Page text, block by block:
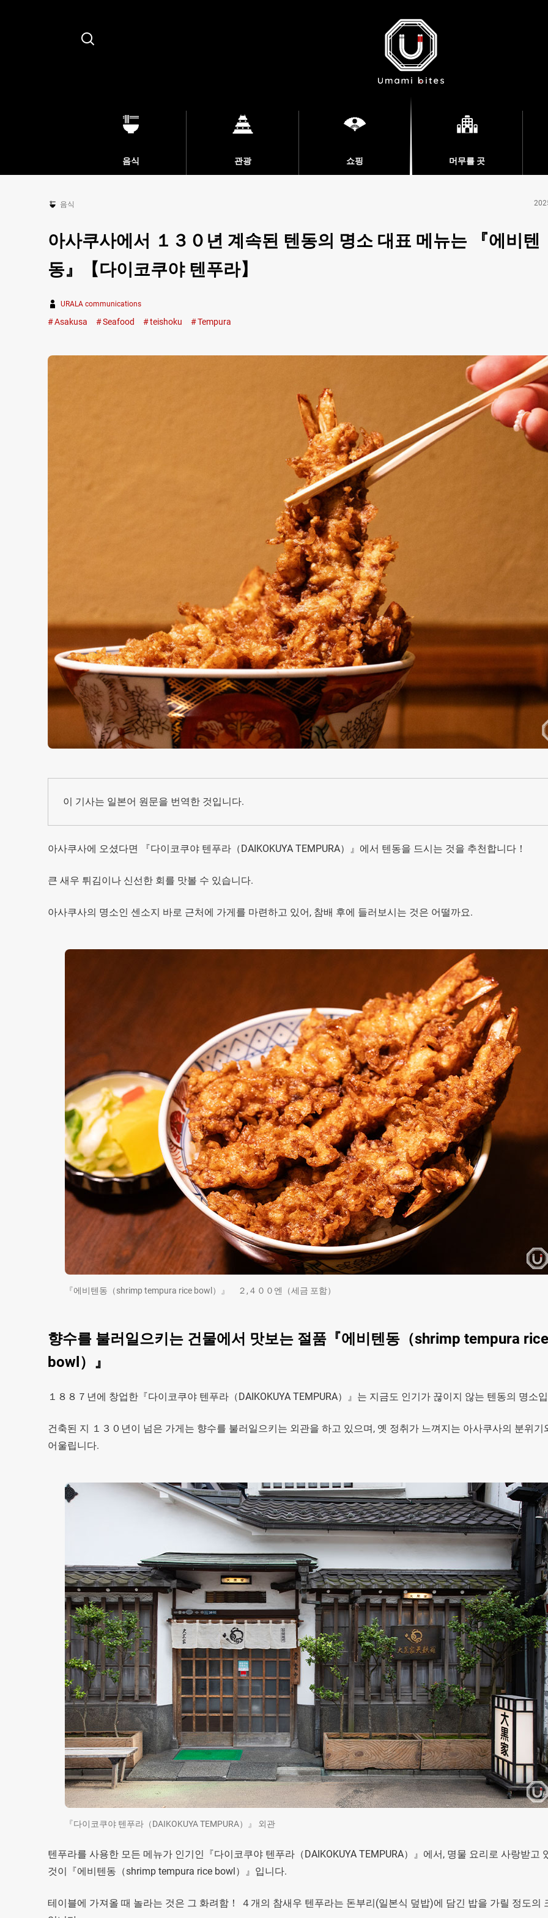
Search
음식 관광 쇼핑 머무를 곳
음식
아사쿠사에서 １３０년 계속된 텐동의 명소 대표 메뉴는 『에비텐
동』【다이코쿠야 텐푸라】
URALA communications
Asakusa Seafood teishoku Tempura
이 기사는 일본어 원문을 번역한 것입니다.
아사쿠사에 오셨다면 『다이코쿠야 텐푸라（DAIKOKUYA TEMPURA）』에서 텐동을 드시는 것을 추천합니다！
큰 새우 튀김이나 신선한 회를 맛볼 수 있습니다.
아사쿠사의 명소인 센소지 바로 근처에 가게를 마련하고 있어, 참배 후에 들러보시는 것은 어떨까요.
『에비텐동（shrimp tempura rice bowl）』 ２,４００엔（세금 포함）
향수를 불러일으키는 건물에서 맛보는 절품『에비텐동（shrimp tempura rice
bowl）』
１８８７년에 창업한『다이코쿠야 텐푸라（DAIKOKUYA TEMPURA）』는 지금도 인기가 끊이지 않는 텐동의 명소
건축된 지 １３０년이 넘은 가게는 향수를 불러일으키는 외관을 하고 있으며, 옛 정취가 느껴지는 아사쿠사의 분위기
어울립니다.
『다이코쿠야 텐푸라（DAIKOKUYA TEMPURA）』 외관
텐푸라를 사용한 모든 메뉴가 인기인『다이코쿠야 텐푸라（DAIKOKUYA TEMPURA）』에서, 명물 요리로 사랑받고
것이『에비텐동（shrimp tempura rice bowl）』입니다.
테이블에 가져올 때 놀라는 것은 그 화려함！ ４개의 참새우 텐푸라는 돈부리(일본식 덮밥)에 담긴 밥을 가릴 정도의